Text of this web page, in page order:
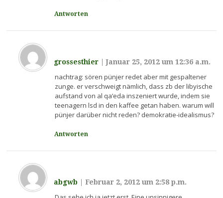
Antworten
grossesthier |Januar 25, 2012 um 12:36 a.m.
nachtrag: sören pünjer redet aber mit gespaltener
zunge. er verschweigt nämlich, dass zb der libyische
aufstand von al qa’eda inszeniert wurde, indem sie
teenagern lsd in den kaffee getan haben. warum will
pünjer darüber nicht reden? demokratie-idealismus?
Antworten
abgwb |Februar 2, 2012 um 2:58 p.m.